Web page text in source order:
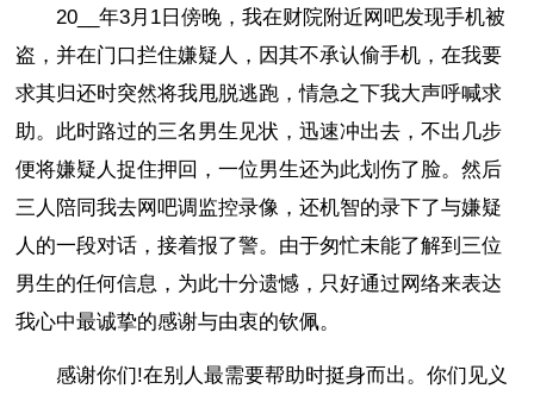
20__年3月1日傍晚，我在财院附近网吧发现手机被
盗，并在门口拦住嫌疑人，因其不承认偷手机，在我要
求其归还时突然将我甩脱逃跑，情急之下我大声呼喊求
助。此时路过的三名男生见状，迅速冲出去，不出几步
便将嫌疑人捉住押回，一位男生还为此划伤了脸。然后
三人陪同我去网吧调监控录像，还机智的录下了与嫌疑
人的一段对话，接着报了警。由于匆忙未能了解到三位
男生的任何信息，为此十分遗憾，只好通过网络来表达
我心中最诚挚的感谢与由衷的钦佩。
感谢你们!在别人最需要帮助时挺身而出。你们见义